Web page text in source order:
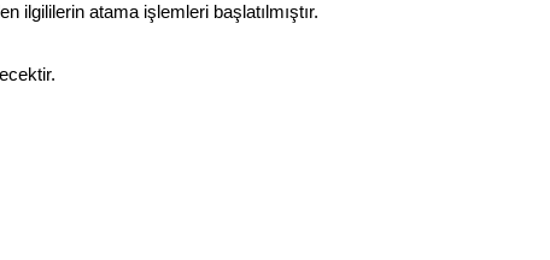
ilgililerin atama işlemleri başlatılmıştır.